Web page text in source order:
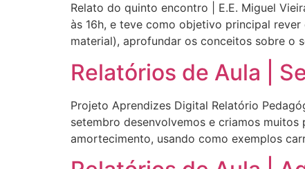
Relato do quinto encontro | E.E. Miguel
às 16h, e teve como objetivo principal
material), aprofundar os conceitos sobre o
Relatórios de Aula |
Projeto Aprendizes Digital Relatório
setembro desenvolvemos e criamos
amortecimento, usando como exemplos